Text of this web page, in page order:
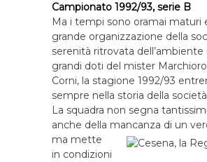
Campionato 1992/93, serie B
Ma i tempi sono oramai maturi
grande organizzazione della
serenità ritrovata dell’ambiente
grandi doti del mister
Corni, la stagione 1992/93
sempre nella storia della
La squadra non segna
anche della mancanza di un
ma mette
in condizioni